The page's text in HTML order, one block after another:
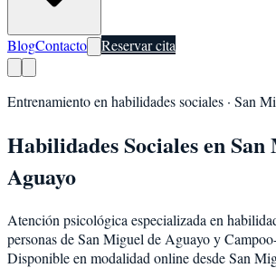
BlogContacto Reservar cita
Entrenamiento en habilidades sociales · San
Habilidades SocialesenSan
Aguayo
Atención psicológica especializada en
personas deSan Miguel de Aguayoy
Disponible en modalidad online desde San